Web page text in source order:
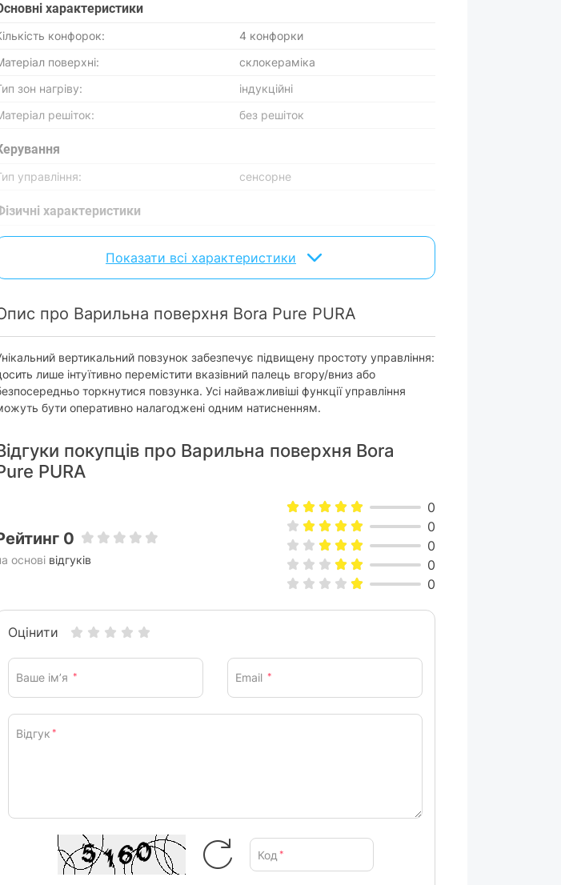
характеристики
конфорок:
4 конфорки
поверхні:
склокераміка
зон нагріву:
індукційні
решіток:
без решіток
управління: сенсорне
характеристики
760х199х515 мм
чорний
Показати всі характеристики
про Варильна поверхня Bora Pure PURA
вертикальний повзунок забезпечує підвищену простоту управління:
лише інтуїтивно перемістити вказівний палець вгору/вниз або
торкнутися повзунка. Усі найважливіші функції управління
бути оперативно налагоджені одним натисненням.
покупців про Варильна поверхня Bora
PURA
0
основі відгуків
0
0
0
0
0
Оцінити
Ваше ім’я * Email *
Відгук *
Код *